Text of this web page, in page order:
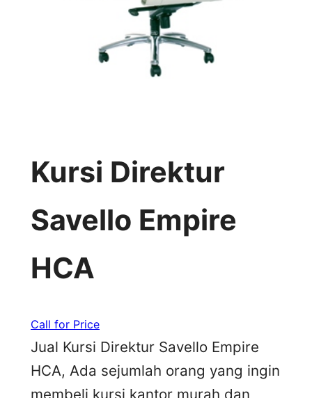
Kursi Direktur
Savello Empire
HCA
Call for Price
Jual Kursi Direktur Savello Empire
HCA, Ada sejumlah orang yang ingin
membeli kursi kantor murah dan